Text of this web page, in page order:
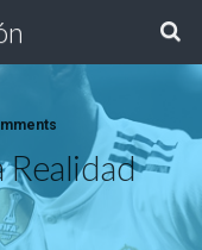
Realidad